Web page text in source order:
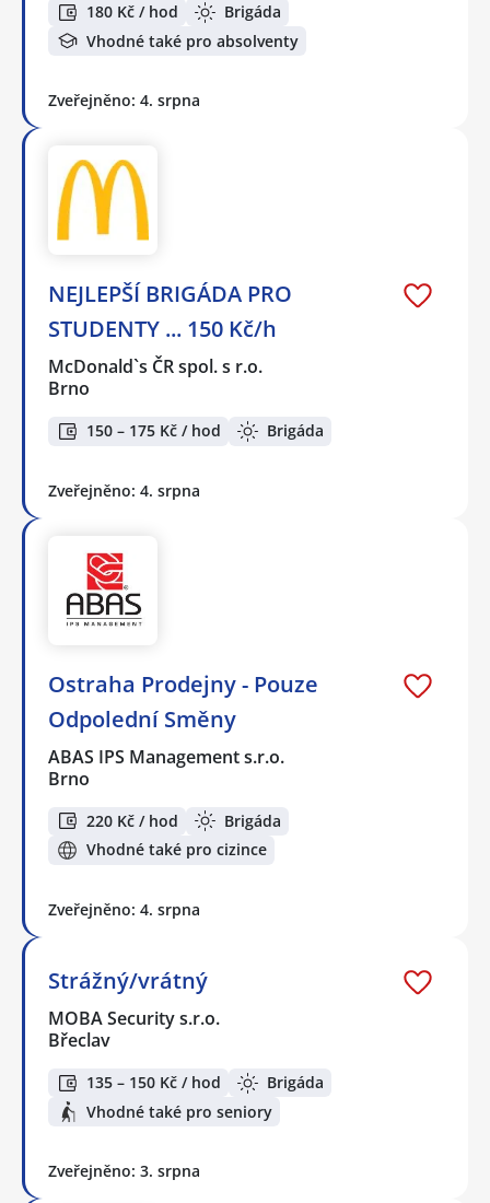
180 Kč / hod
Brigáda
Vhodné také pro absolventy
Zveřejněno: 4. srpna
NEJLEPŠÍ BRIGÁDA PRO
STUDENTY ... 150 Kč/h
McDonald`s ČR spol. s r.o.
Brno
150 – 175 Kč / hod Brigáda
Zveřejněno: 4. srpna
Ostraha Prodejny - Pouze
Odpolední Směny
ABAS IPS Management s.r.o.
Brno
220 Kč / hod
Brigáda
Vhodné také pro cizince
Zveřejněno: 4. srpna
Strážný/vrátný
MOBA Security s.r.o.
Břeclav
135 – 150 Kč / hod
Brigáda
Vhodné také pro seniory
Zveřejněno: 3. srpna